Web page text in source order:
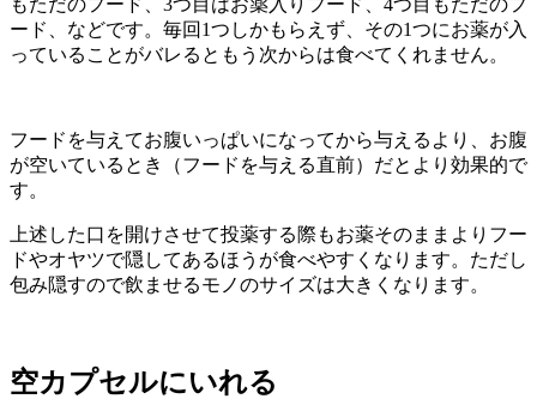
ード、などです。毎回1つしかもらえず、その1つにお薬が入
っていることがバレるともう次からは食べてくれません。
フードを与えてお腹いっぱいになってから与えるより、お腹
が空いているとき（フードを与える直前）だとより効果的で
す。
上述した口を開けさせて投薬する際もお薬そのままよりフー
ドやオヤツで隠してあるほうが食べやすくなります。ただし
包み隠すので飲ませるモノのサイズは大きくなります。
空カプセルにいれる